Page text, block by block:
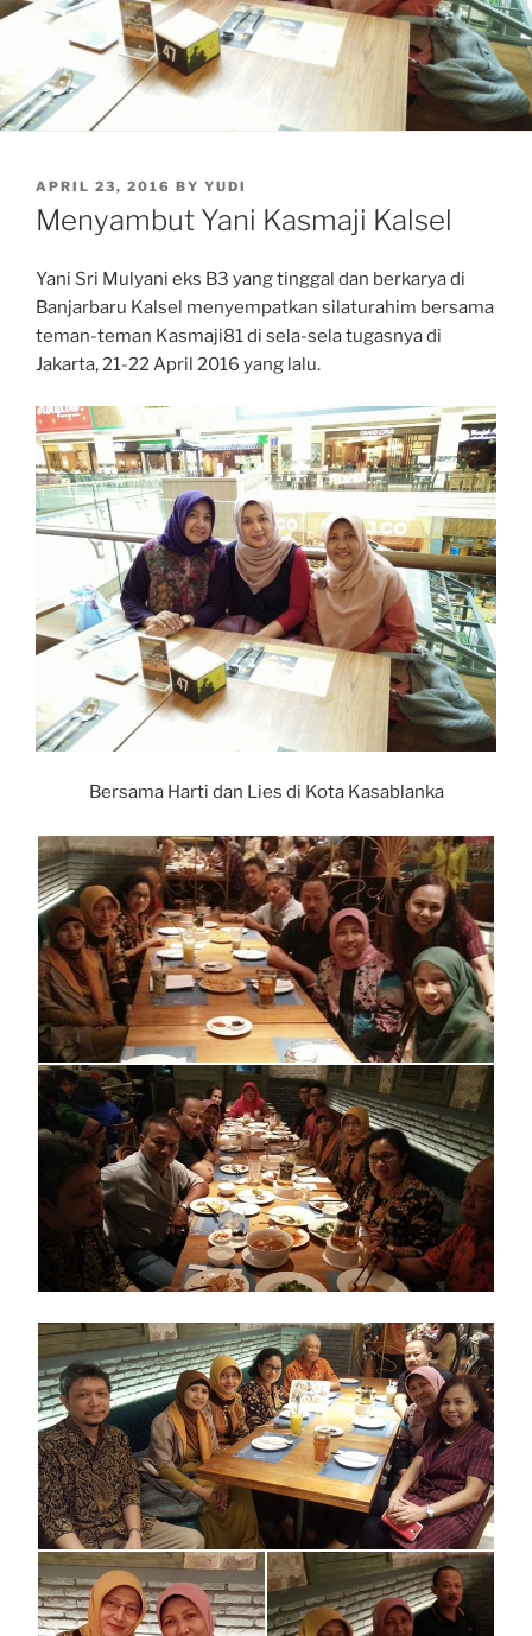
POSTED
ON
APRIL 23, 2016 BY YUDI
Menyambut Yani Kasmaji Kalsel
Yani Sri Mulyani eks B3 yang tinggal dan berkarya di
Banjarbaru Kalsel menyempatkan silaturahim bersama
teman-teman Kasmaji81 di sela-sela tugasnya di
Jakarta, 21-22 April 2016 yang lalu.
Bersama Harti dan Lies di Kota Kasablanka